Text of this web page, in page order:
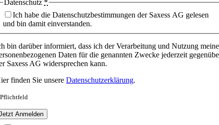
Datenschutz *
Ich habe die Datenschutzbestimmungen der Saxess AG gelesen
und bin damit einverstanden.
bin darüber informiert, dass ich der Verarbeitung und Nutzung
Daten für die genannten Zwecke jederzeit
Saxess AG widersprechen kann.
finden Sie unsereDatenschutzerklärung.
Anmelden